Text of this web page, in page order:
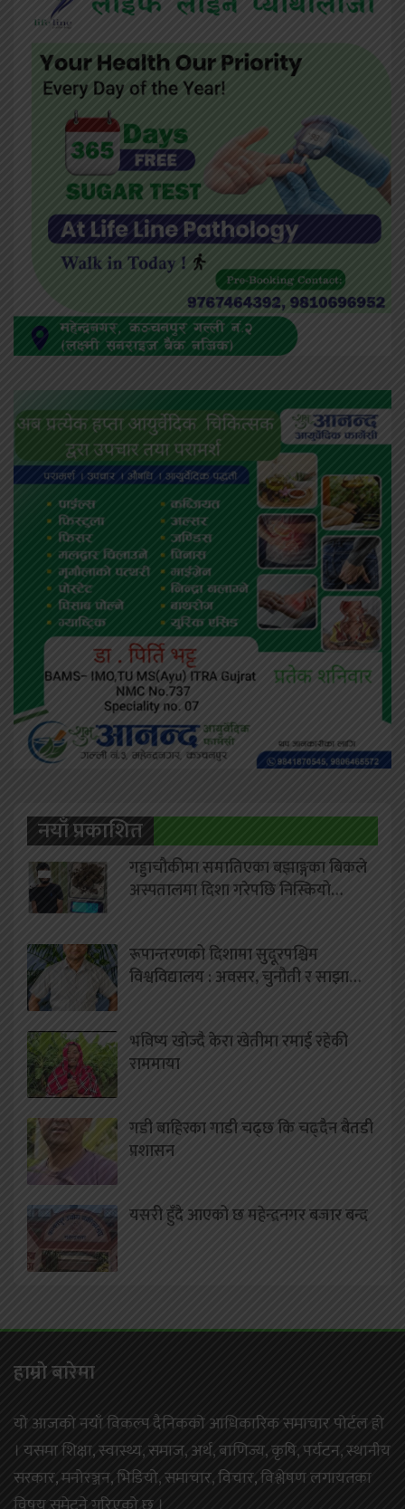
नयाँ प्रकाशित
गड्डाचौकीमा समातिएका बझाङ्गका बिकले
अस्पतालमा दिशा गरेपछि निस्कियो…
रूपान्तरणको दिशामा सुदूरपश्चिम
विश्वविद्यालय : अवसर, चुनौती र साझा…
भविष्य खोज्दै केरा खेतीमा रमाई रहेकी
राममाया
गडी बाहिरका गाडी चढ्छ कि चढ्दैन बैतडी
प्रशासन
यसरी हुँदै आएको छ महेन्द्रनगर बजार बन्द
हाम्राे बारेमा
यो आजको नयाँ विकल्प दैनिकको आधिकारिक समाचार पोर्टल हो
। यसमा शिक्षा, स्वास्थ्य, समाज, अर्थ, बाणिज्य, कृषि, पर्यटन, स्थानीय
सरकार, मनोरञ्जन, भिडियो, समाचार, विचार, विश्लेषण लगायतका